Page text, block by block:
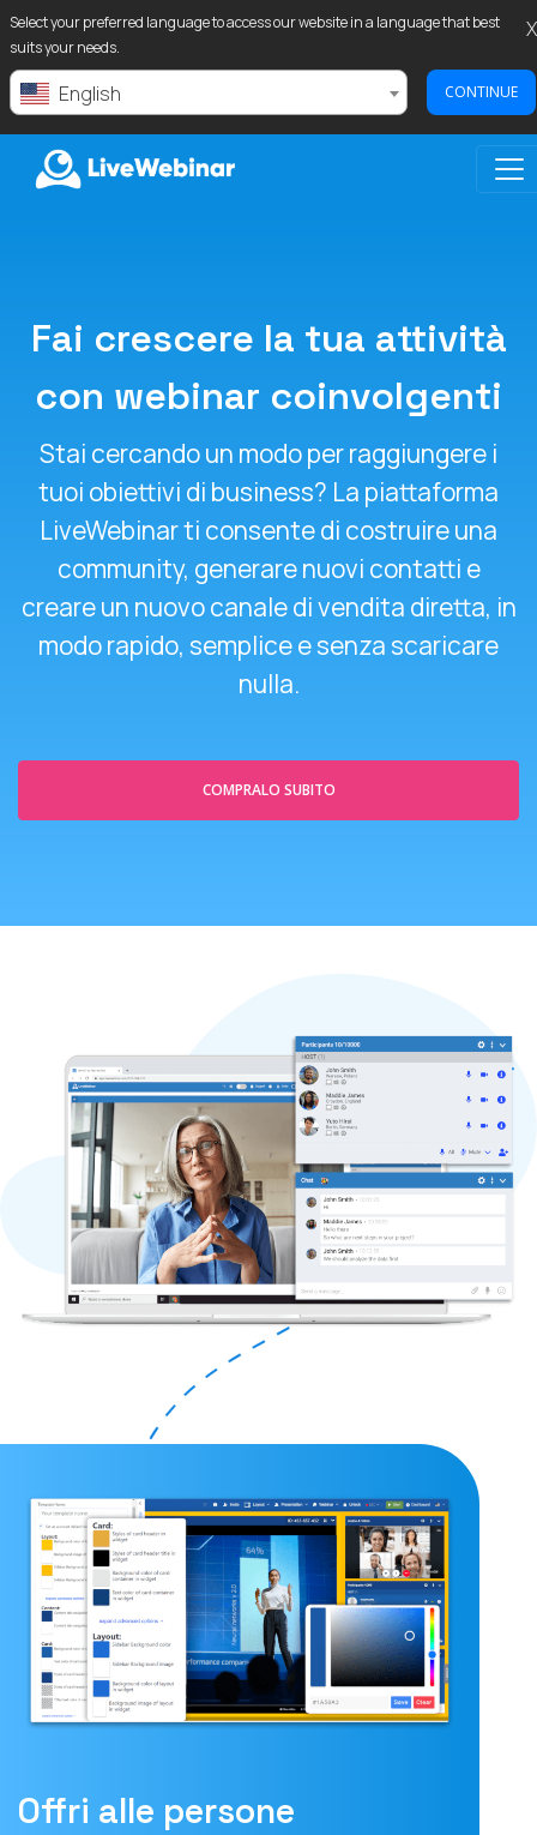
Select your preferred language to access our website in a language that best
suits your needs.
English CONTINUE
X
Fai crescere la tua attività
con webinar coinvolgenti
Stai cercando un modo per raggiungere i
tuoi obiettivi di business? La piattaforma
LiveWebinar ti consente di costruire una
community, generare nuovi contatti e
creare un nuovo canale di vendita diretta, in
modo rapido, semplice e senza scaricare
nulla.
COMPRALO SUBITO
Offri alle persone